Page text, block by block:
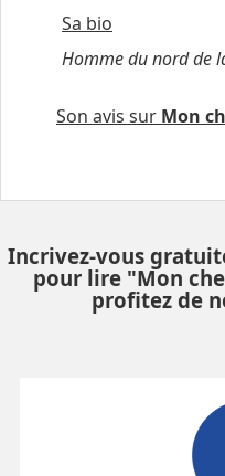
Sa bio
Homme du nord de
Son avis sur Mon
Incrivez-vous
pour lire "Mon
profitez de